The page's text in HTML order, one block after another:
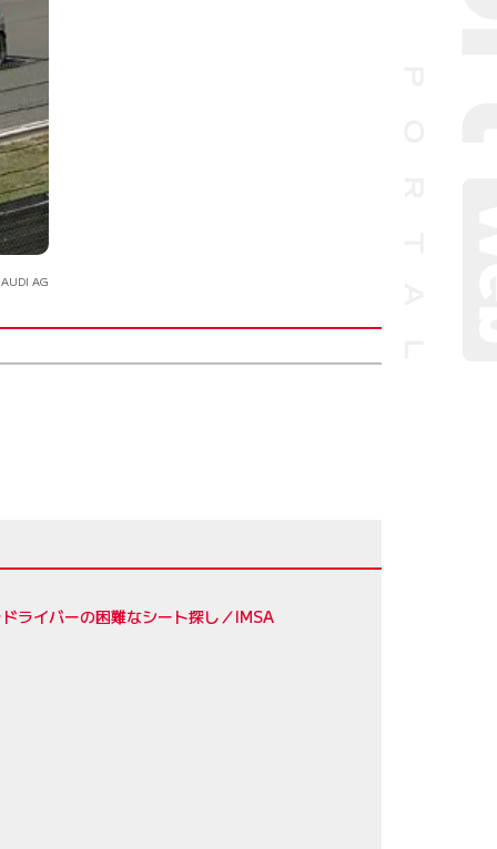
AG
ライバーの困難なシート探し／IMSA